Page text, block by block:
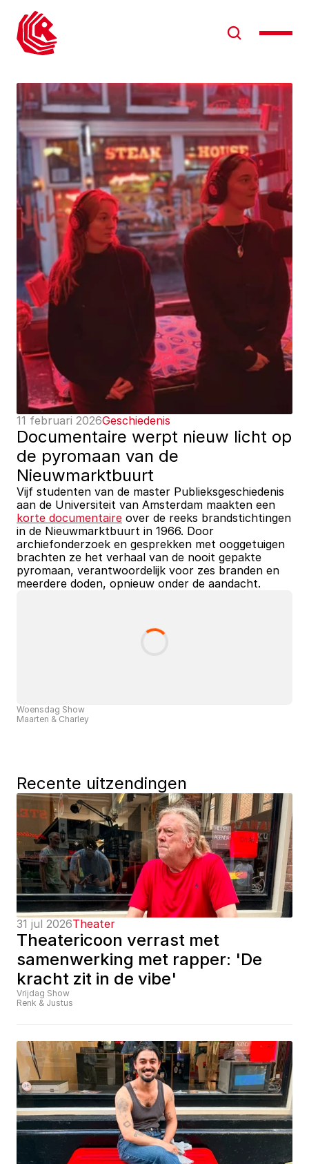
11 februari 2026Geschiedenis
Documentaire werpt nieuw licht op
de pyromaan van de
Nieuwmarktbuurt
Vijf studenten van de master Publieksgeschiedenis
korte documentaire over de reeks brandstichtingen
in de Nieuwmarktbuurt in 1966. Door
archiefonderzoek en gesprekken met ooggetuigen
brachten ze het verhaal van de nooit gepakte
pyromaan, verantwoordelijk voor zes branden en
meerdere doden, opnieuw onder de aandacht.
Woensdag Show
Maarten & Charley
Recente uitzendingen
31 jul 2026Theater
Theatericoon verrast met
samenwerking met rapper: 'De
kracht zit in de vibe'
Vrijdag Show
Renk & Justus